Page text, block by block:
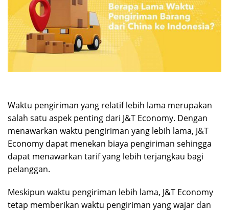
Waktu pengiriman yang relatif lebih lama merupakan
salah satu aspek penting dari J&T Economy. Dengan
menawarkan waktu pengiriman yang lebih lama, J&T
Economy dapat menekan biaya pengiriman sehingga
dapat menawarkan tarif yang lebih terjangkau bagi
pelanggan.
Meskipun waktu pengiriman lebih lama, J&T Economy
tetap memberikan waktu pengiriman yang wajar dan